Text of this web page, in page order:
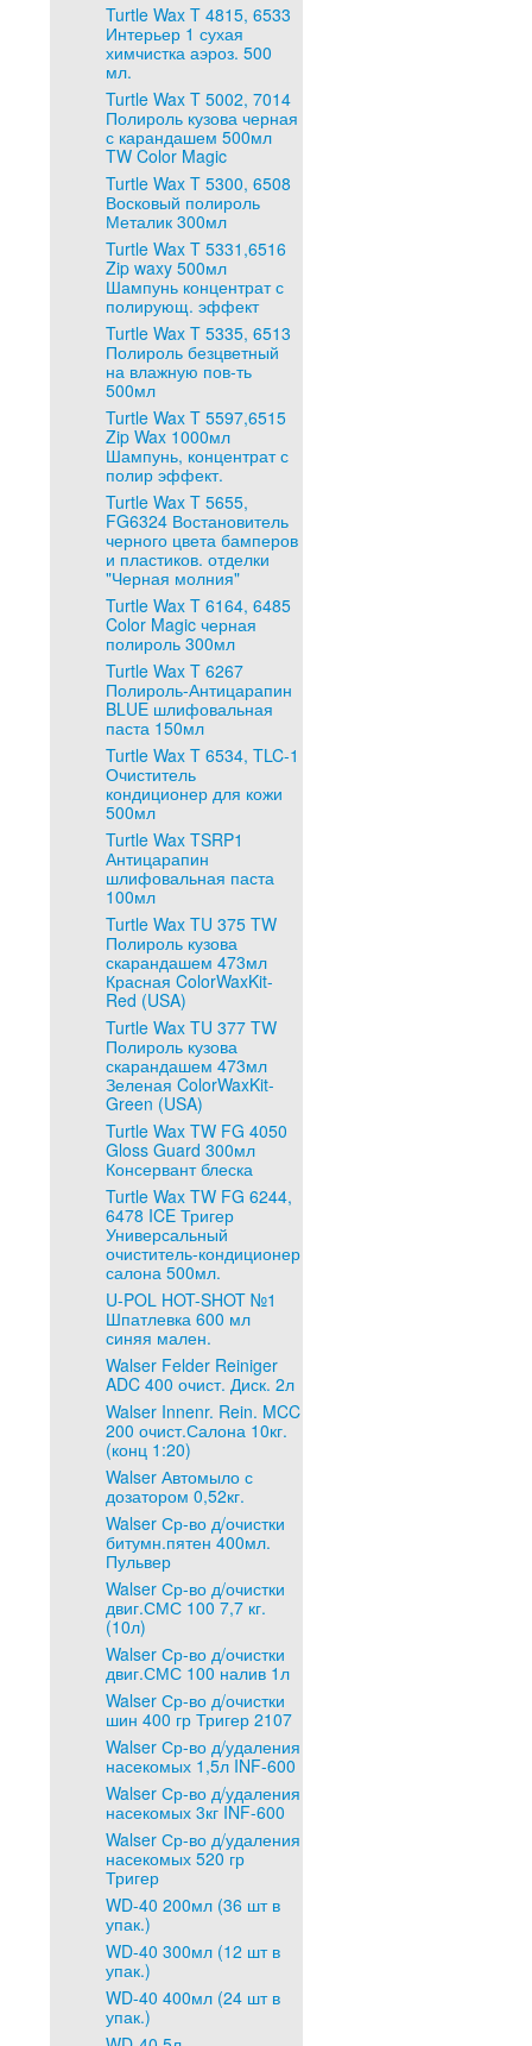
Turtle Wax T 4815, 6533
Интерьер 1 сухая
химчистка аэроз. 500
мл.
Turtle Wax T 5002, 7014
Полироль кузова черная
с карандашем 500мл
TW Color Magic
Turtle Wax T 5300, 6508
Восковый полироль
Металик 300мл
Turtle Wax T 5331,6516
Zip waxy 500мл
Шампунь концентрат с
полирующ. эффект
Turtle Wax T 5335, 6513
Полироль безцветный
на влажную пов-ть
500мл
Turtle Wax T 5597,6515
Zip Wax 1000мл
Шампунь, концентрат с
полир эффект.
Turtle Wax T 5655,
FG6324 Востановитель
черного цвета бамперов
и пластиков. отделки
"Черная молния"
Turtle Wax T 6164, 6485
Color Magic черная
полироль 300мл
Turtle Wax T 6267
Полироль-Антицарапин
BLUE шлифовальная
паста 150мл
Turtle Wax T 6534, TLC-1
Очиститель
кондиционер для кожи
500мл
Turtle Wax TSRP1
Антицарапин
шлифовальная паста
100мл
Turtle Wax TU 375 TW
Полироль кузова
скарандашем 473мл
Красная ColorWaxKit-
Red (USA)
Turtle Wax TU 377 TW
Полироль кузова
скарандашем 473мл
Зеленая ColorWaxKit-
Green (USA)
Turtle Wax TW FG 4050
Gloss Guard 300мл
Консервант блеска
Turtle Wax TW FG 6244,
6478 ICE Тригер
Универсальный
очиститель-кондиционер
салона 500мл.
U-POL HOT-SHOT №1
Шпатлевка 600 мл
синяя мален.
Walser Felder Reiniger
ADC 400 очист. Диск. 2л
Walser Innenr. Rein. MCC
200 очист.Салона 10кг.
(конц 1:20)
Walser Автомыло с
дозатором 0,52кг.
Walser Ср-во д/очистки
битумн.пятен 400мл.
Пульвер
Walser Ср-во д/очистки
двиг.СМС 100 7,7 кг.
(10л)
Walser Ср-во д/очистки
двиг.СМС 100 налив 1л
Walser Ср-во д/очистки
шин 400 гр Тригер 2107
Walser Ср-во д/удаления
насекомых 1,5л INF-600
Walser Ср-во д/удаления
насекомых 3кг INF-600
Walser Ср-во д/удаления
насекомых 520 гр
Тригер
WD-40 200мл (36 шт в
упак.)
WD-40 300мл (12 шт в
упак.)
WD-40 400мл (24 шт в
упак.)